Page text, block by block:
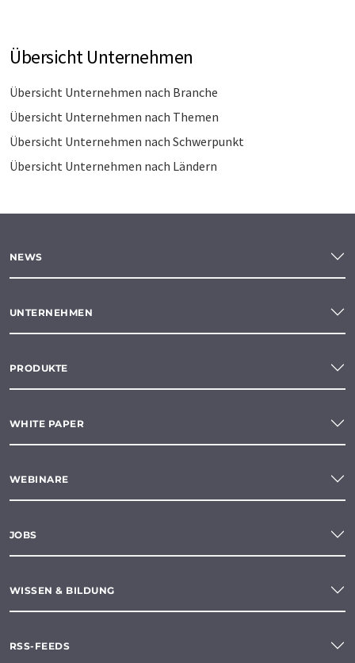
Übersicht Unternehmen
Übersicht Unternehmen nach Branche
Übersicht Unternehmen nach Themen
Übersicht Unternehmen nach Schwerpunkt
Übersicht Unternehmen nach Ländern
NEWS
UNTERNEHMEN
PRODUKTE
WHITE PAPER
WEBINARE
JOBS
WISSEN & BILDUNG
RSS-FEEDS